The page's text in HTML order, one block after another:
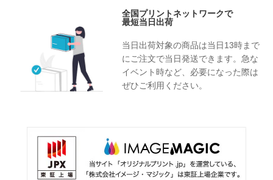
全国プリントネットワークで
最短当日出荷
当日出荷対象の商品は当日13時まで
にご注文で当日発送できます。急な
イベント時など、必要になった際は
ぜひご利用ください。